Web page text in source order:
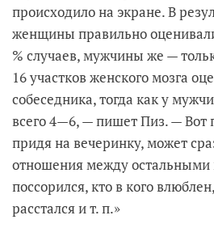
происходило на экране. В
женщины правильно
% случаев, мужчины же —
16 участков женского мозга
собеседника, тогда как у
всего 4—6, — пишет Пиз. —
придя на вечеринку, может
отношения между остальными
поссорился, кто в кого
расстался и т. п.»